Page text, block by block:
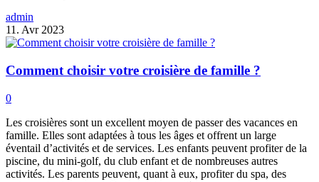
admin
11. Avr 2023
Comment choisir votre croisière de famille ?
0
Les croisières sont un excellent moyen de passer des vacances en
famille. Elles sont adaptées à tous les âges et offrent un large
éventail d’activités et de services. Les enfants peuvent profiter de la
piscine, du mini-golf, du club enfant et de nombreuses autres
activités. Les parents peuvent, quant à eux, profiter du spa, des